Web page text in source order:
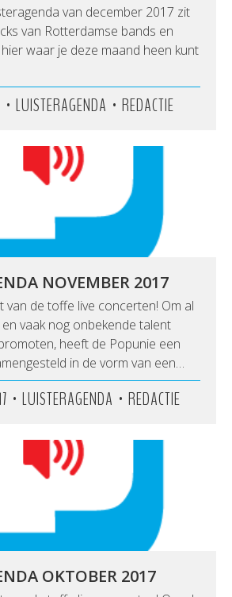
van december 2017 zit
van Rotterdamse bands en
waar je deze maand heen kunt
• LUISTERAGENDA • REDACTIE
NOVEMBER 2017
van de toffe live concerten! Om al
vaak nog onbekende talent
heeft de Popunie een
in de vorm van een…
• LUISTERAGENDA • REDACTIE
OKTOBER 2017